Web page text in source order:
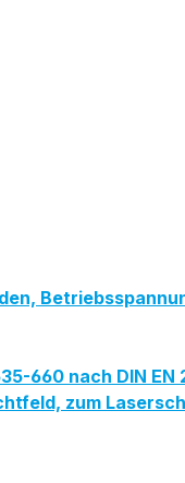
660 nach DIN
zum